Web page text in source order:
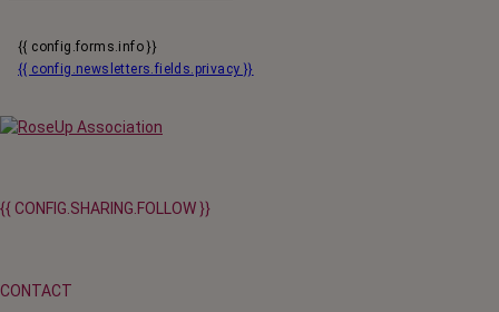
{{ config.forms.info }}
{{ config.newsletters.fields.privacy }}
{{ CONFIG.SHARING.FOLLOW }}
CONTACT